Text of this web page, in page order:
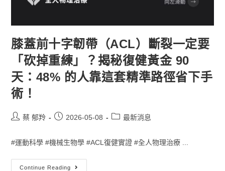
膝蓋前十字韌帶（ACL）斷裂一定要
「砍掉重練」？揭秘復健黃金 90
天：48% 的人靠這套精準路徑省下手
術！
蔡 郁羚 2026-05-08 最新消息
#運動科學 #機械生物學 #ACL復健實證 #全人物理治療 ...
Continue Reading